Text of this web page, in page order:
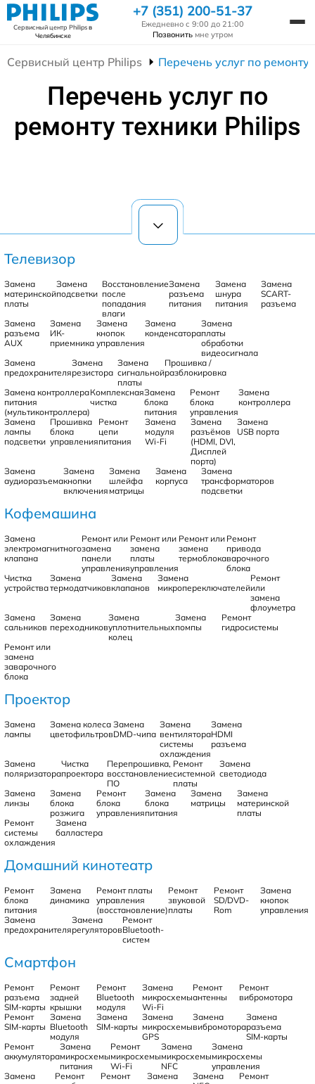
Сервисный центр Philipsв
Челябинске
+7 (351) 200-51-37
Ежедневно с 9:00 до 21:00
Позвонить мне утром
Сервисный центр Philips Перечень услуг по ремонту
Перечень услуг по
ремонту техники Philips
Телевизор
Замена
материнской
платы
Замена
подсветки
Восстановление
после
попадания
влаги
Замена
разъема
питания
Замена
шнура
питания
Замена
SCART-
разъема
Замена
разъема
AUX
Замена
ИК-
приемника
Замена
кнопок
управления
Замена
конденсатора
Замена
платы
обработки
видеосигнала
Замена
предохранителя
Замена
резистора
Замена
сигнальной
платы
Прошивка /
разблокировка
Замена контроллера
питания
(мультиконтроллера)
Комплексная
чистка
Замена
блока
питания
Ремонт
блока
управления
Замена
контроллера
Замена
лампы
подсветки
Прошивка
блока
управления
Ремонт
цепи
питания
Замена
модуля
Wi-Fi
Замена
разъёмов
(HDMI, DVI,
Дисплей
порта)
Замена
USB порта
Замена
аудиоразъема
Замена
кнопки
включения
Замена
шлейфа
матрицы
Замена
корпуса
Замена
трансформаторов
подсветки
Кофемашина
Замена
электромагнитного
клапана
Ремонт или
замена
панели
управления
Ремонт или
замена
платы
управления
Ремонт или
замена
термоблока
Ремонт
привода
варочного
блока
Чистка
устройства
Замена
термодатчиков
Замена
клапанов
Замена
микропереключателей
Ремонт
или
замена
флоуметра
Замена
сальников
Замена
переходников
Замена
уплотнительных
колец
Замена
помпы
Ремонт
гидросистемы
Ремонт или
замена
заварочного
блока
Проектор
Замена
лампы
Замена колеса
цветофильтров
Замена
DMD-чипа
Замена
вентилятора
системы
охлаждения
Замена
HDMI
разъема
Замена
поляризатора
Чистка
проектора
Перепрошивка,
восстановление
ПО
Ремонт
системной
платы
Замена
светодиода
Замена
линзы
Замена
блока
розжига
Ремонт
блока
управления
Замена
блока
питания
Замена
матрицы
Замена
материнской
платы
Ремонт
системы
охлаждения
Замена
балластера
Домашний кинотеатр
Ремонт
блока
питания
Замена
динамика
Ремонт платы
управления
(восстановление)
Ремонт
звуковой
платы
Ремонт
SD/DVD-
Rom
Замена
кнопок
управления
Замена
предохранителя
Замена
регуляторов
Ремонт
Bluetooth-
систем
Смартфон
Ремонт
разъема
SIM-карты
Ремонт
задней
крышки
Ремонт
Bluetooth
модуля
Замена
микросхемы
Wi-Fi
Ремонт
антенны
Ремонт
вибромотора
Ремонт
SIM-карты
Замена
Bluetooth
модуля
Замена
SIM-карты
Замена
микросхемы
GPS
Замена
вибромотора
Замена
разъема
SIM-карты
Ремонт
аккумулятора
Замена
микросхемы
питания
Ремонт
микросхемы
Wi-Fi
Замена
микросхемы
NFC
Замена
микросхемы
управления
Замена
Ремонт
Ремонт
Замена
Замена
Ремонт